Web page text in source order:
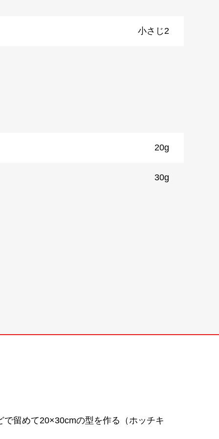
小さじ2
20g
30g
留めて20×30cmの型を作る（ホッチキ